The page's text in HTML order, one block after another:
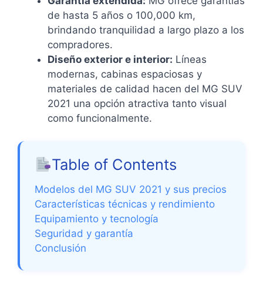
de hasta 5 años o 100,000 km,
brindando tranquilidad a largo plazo a los
compradores.
Diseño exterior e interior: Líneas
modernas, cabinas espaciosas y
materiales de calidad hacen del MG SUV
2021 una opción atractiva tanto visual
como funcionalmente.
Table of Contents
Modelos del MG SUV 2021 y sus precios
Características técnicas y rendimiento
Equipamiento y tecnología
Seguridad y garantía
Conclusión